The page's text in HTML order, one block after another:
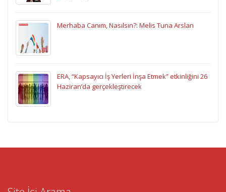
Merhaba Canım, Nasılsın?: Melis Tuna Arslan
ERA, “Kapsayıcı İş Yerleri İnşa Etmek” etkinliğini 26
Haziran’da gerçekleştirecek